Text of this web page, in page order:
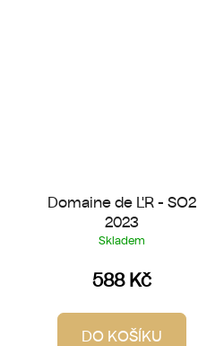
Domaine de L'R - SO2
2023
Skladem
588 Kč
DO KOŠÍKU